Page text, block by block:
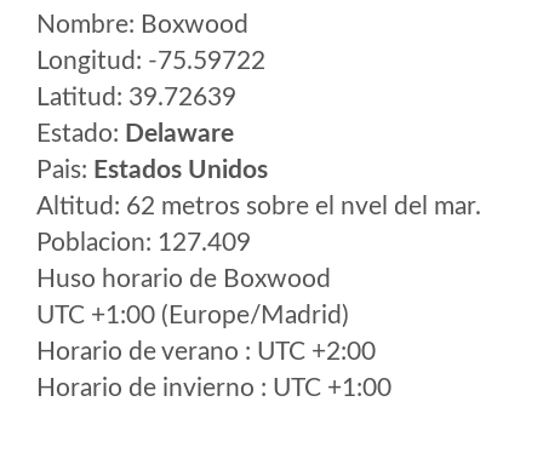
Nombre: Boxwood
Longitud: -75.59722
Latitud: 39.72639
Estado: Delaware
Pais: Estados Unidos
Altitud: 62 metros sobre el nvel del mar.
Poblacion: 127.409
Huso horario de Boxwood
UTC +1:00 (Europe/Madrid)
Horario de verano : UTC +2:00
Horario de invierno : UTC +1:00